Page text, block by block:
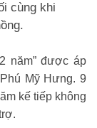
cùng khi
năm” được áp
Mỹ Hưng. 9
kế tiếp không